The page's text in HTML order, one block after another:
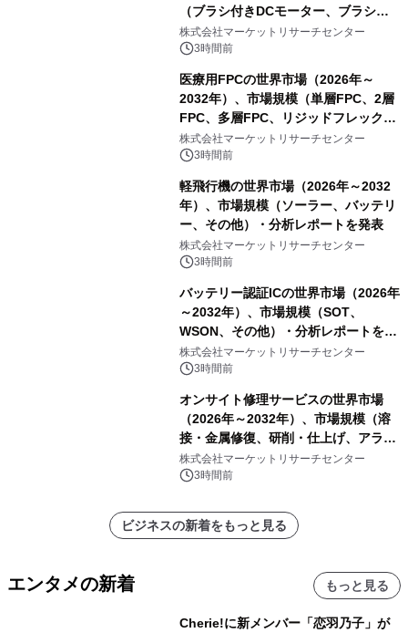
（ブラシ付きDCモーター、ブラシレ
スDCモーター）・分析レポートを発
表
株式会社マーケットリサーチセンター
3時間前
医療用FPCの世界市場（2026年～
2032年）、市場規模（単層FPC、2層
FPC、多層FPC、リジッドフレックス
PCB）・分析レポートを発表
株式会社マーケットリサーチセンター
3時間前
軽飛行機の世界市場（2026年～2032
年）、市場規模（ソーラー、バッテリ
ー、その他）・分析レポートを発表
株式会社マーケットリサーチセンター
3時間前
バッテリー認証ICの世界市場（2026年
～2032年）、市場規模（SOT、
WSON、その他）・分析レポートを発
表
株式会社マーケットリサーチセンター
3時間前
オンサイト修理サービスの世界市場
（2026年～2032年）、市場規模（溶
接・金属修復、研削・仕上げ、アライ
メント、その他）・分析レポートを発
表
株式会社マーケットリサーチセンター
3時間前
ビジネスの新着をもっと見る
エンタメの新着 もっと見る
Cherie!に新メンバー「恋羽乃子」が